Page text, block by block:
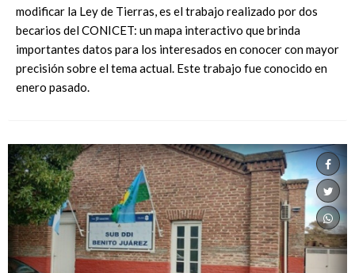
modificar la Ley de Tierras, es el trabajo realizado por dos
becarios del CONICET: un mapa interactivo que brinda
importantes datos para los interesados en conocer con mayor
precisión sobre el tema actual. Este trabajo fue conocido en
enero pasado.